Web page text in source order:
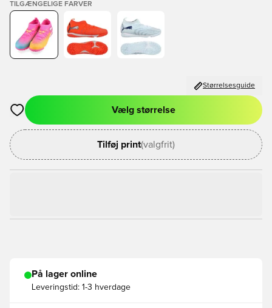
TILGÆNGELIGE FARVER
Størrelsesguide
Åbner en Modal til at logge ind eller tilmelde dig som medlem
Vælg størrelse
Tilføj print(valgfrit)
På lager online
Leveringstid: 1-3 hverdage